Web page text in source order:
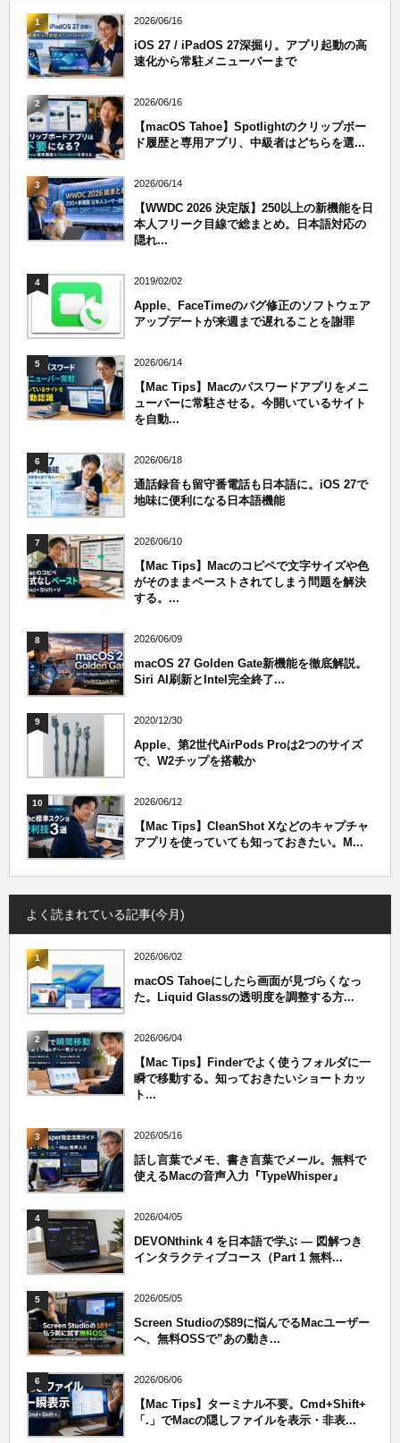
1 2026/06/16
iOS 27 / iPadOS 27深掘り。アプリ起動の高
速化から常駐メニューバーまで
2 2026/06/16
【macOS Tahoe】Spotlightのクリップボー
ド履歴と専用アプリ、中級者はどちらを選...
3 2026/06/14
【WWDC 2026 決定版】250以上の新機能を日
本人フリーク目線で総まとめ。日本語対応の
隠れ...
4 2019/02/02
Apple、FaceTimeのバグ修正のソフトウェア
アップデートが来週まで遅れることを謝罪
5 2026/06/14
【Mac Tips】Macのパスワードアプリをメニ
ューバーに常駐させる。今開いているサイト
を自動...
6 2026/06/18
通話録音も留守番電話も日本語に。iOS 27で
地味に便利になる日本語機能
7 2026/06/10
【Mac Tips】Macのコピペで文字サイズや色
がそのままペーストされてしまう問題を解決
する。...
8 2026/06/09
macOS 27 Golden Gate新機能を徹底解説。
Siri AI刷新とIntel完全終了...
9 2020/12/30
Apple、第2世代AirPods Proは2つのサイズ
で、W2チップを搭載か
10 2026/06/12
【Mac Tips】CleanShot Xなどのキャプチャ
アプリを使っていても知っておきたい。M...
よく読まれている記事(今月)
1 2026/06/02
macOS Tahoeにしたら画面が見づらくなっ
た。Liquid Glassの透明度を調整する方...
2 2026/06/04
【Mac Tips】Finderでよく使うフォルダに一
瞬で移動する。知っておきたいショートカッ
ト...
3 2026/05/16
話し言葉でメモ、書き言葉でメール。無料で
使えるMacの音声入力『TypeWhisper』
4 2026/04/05
DEVONthink 4 を日本語で学ぶ — 図解つき
インタラクティブコース（Part 1 無料...
5 2026/05/05
Screen Studioの$89に悩んでるMacユーザー
へ、無料OSSで”あの動き...
6 2026/06/06
【Mac Tips】ターミナル不要。Cmd+Shift+
「.」でMacの隠しファイルを表示・非表...